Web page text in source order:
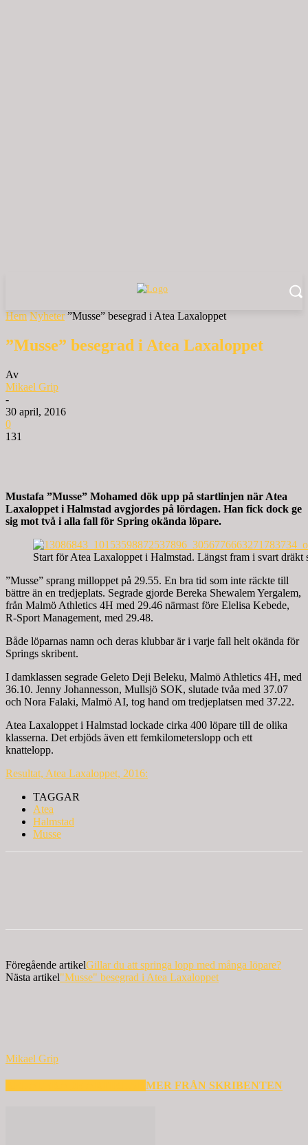
Hem Nyheter ”Musse” besegrad i Atea Laxaloppet
”Musse” besegrad i Atea Laxaloppet
Av
Mikael Grip
-
30 april, 2016
0
131
Mustafa ”Musse” Mohamed dök upp på startlinjen när Atea
Laxaloppet i Halmstad avgjordes på lördagen. Han fick dock ge
sig mot två i alla fall för Spring okända löpare.
Start för Atea Laxaloppet i Halmstad. Längst fram i svart dräkt
”Musse” sprang milloppet på 29.55. En bra tid som inte räckte till
bättre än en tredjeplats. Segrade gjorde Bereka Shewalem Yergalem,
från Malmö Athletics 4H med 29.46 närmast före Elelisa Kebede,
R-Sport Management, med 29.48.
Både löparnas namn och deras klubbar är i varje fall helt okända för
Springs skribent.
I damklassen segrade Geleto Deji Beleku, Malmö Athletics 4H, med
36.10. Jenny Johannesson, Mullsjö SOK, slutade tvåa med 37.07
och Nora Falaki, Malmö AI, tog hand om tredjeplatsen med 37.22.
Atea Laxaloppet i Halmstad lockade cirka 400 löpare till de olika
klasserna. Det erbjöds även ett femkilometerslopp och ett
knattelopp.
Resultat, Atea Laxaloppet, 2016:
TAGGAR
Atea
Halmstad
Musse
Föregående artikelGillar du att springa lopp med många löpare?
Nästa artikel"Musse" besegrad i Atea Laxaloppet
Mikael Grip
MER FRÅN SKRIBENTEN